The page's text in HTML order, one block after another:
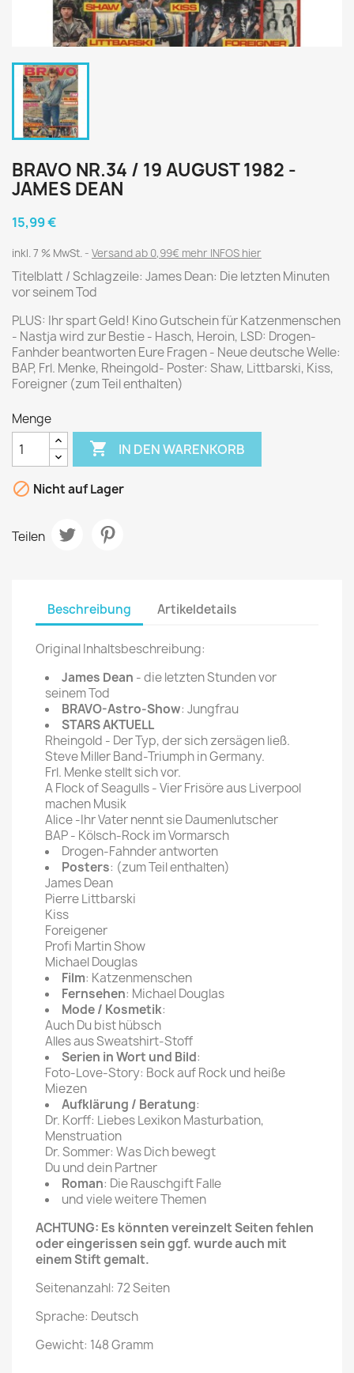
BRAVO NR.34 / 19 AUGUST 1982 -
JAMES DEAN
15,99 €
inkl. 7 % MwSt. Versand ab 0,99€ mehr INFOS hier
Titelblatt / Schlagzeile: James Dean: Die letzten Minuten
vor seinem Tod
PLUS: Ihr spart Geld! Kino Gutschein für Katzenmenschen
- Nastja wird zur Bestie - Hasch, Heroin, LSD: Drogen-
Fanhder beantworten Eure Fragen - Neue deutsche Welle:
BAP, Frl. Menke, Rheingold- Poster: Shaw, Littbarski, Kiss,
Foreigner (zum Teil enthalten)
Menge
 IN DEN WARENKORB
 Nicht auf Lager
Teilen
Beschreibung Artikeldetails
Original Inhaltsbeschreibung:
James Dean - die letzten Stunden vor
seinem Tod
BRAVO-Astro-Show: Jungfrau
STARS AKTUELL
Rheingold - Der Typ, der sich zersägen ließ.
Steve Miller Band-Triumph in Germany.
Frl. Menke stellt sich vor.
A Flock of Seagulls - Vier Frisöre aus Liverpool
machen Musik
Alice -Ihr Vater nennt sie Daumenlutscher
BAP - Kölsch-Rock im Vormarsch
Drogen-Fahnder antworten
Posters: (zum Teil enthalten)
James Dean
Pierre Littbarski
Kiss
Foreigener
Profi Martin Show
Michael Douglas
Film: Katzenmenschen
Fernsehen: Michael Douglas
Mode / Kosmetik:
Auch Du bist hübsch
Alles aus Sweatshirt-Stoff
Serien in Wort und Bild:
Foto-Love-Story: Bock auf Rock und heiße
Miezen
Aufklärung / Beratung:
Dr. Korff: Liebes Lexikon Masturbation,
Menstruation
Dr. Sommer: Was Dich bewegt
Du und dein Partner
Roman: Die Rauschgift Falle
und viele weitere Themen
ACHTUNG: Es könnten vereinzelt Seiten fehlen
oder eingerissen sein ggf. wurde auch mit
einem Stift gemalt.
Seitenanzahl: 72 Seiten
Sprache: Deutsch
Gewicht: 148 Gramm